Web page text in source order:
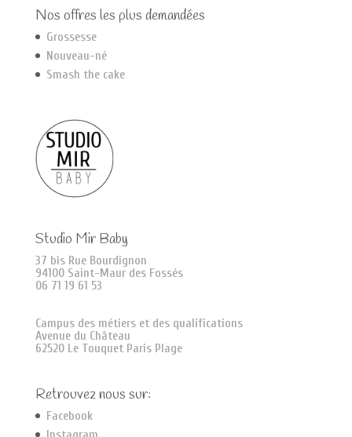
Nos offres les plus demandées
Grossesse
Nouveau-né
Smash the cake
Studio Mir Baby
37 bis Rue Bourdignon
94100 Saint-Maur des Fossés
06 71 19 61 53
Campus des métiers et des qualifications
Avenue du Château
62520 Le Touquet Paris Plage
Retrouvez nous sur:
Facebook